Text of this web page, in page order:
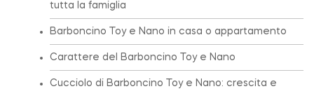
tutta la famiglia
Barboncino Toy e Nano in casa o appartamento
Carattere del Barboncino Toy e Nano
Cucciolo di Barboncino Toy e Nano: crescita e